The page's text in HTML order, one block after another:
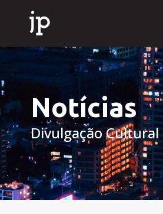
Notícias
Divulgação Cultural